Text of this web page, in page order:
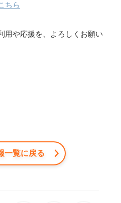
ちら
用や応援を、よろしくお願い
一覧に戻る